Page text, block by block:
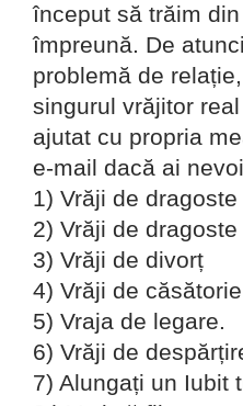
început să trăim
împreună. De
problemă de
singurul vrăjitor
ajutat cu propria
e-mail dacă ai
1) Vrăji de dragoste
2) Vrăji de
3) Vrăji de divorț
4) Vrăji de căsătorie
5) Vraja de legare.
6) Vrăji de
7) Alungați un Iubit